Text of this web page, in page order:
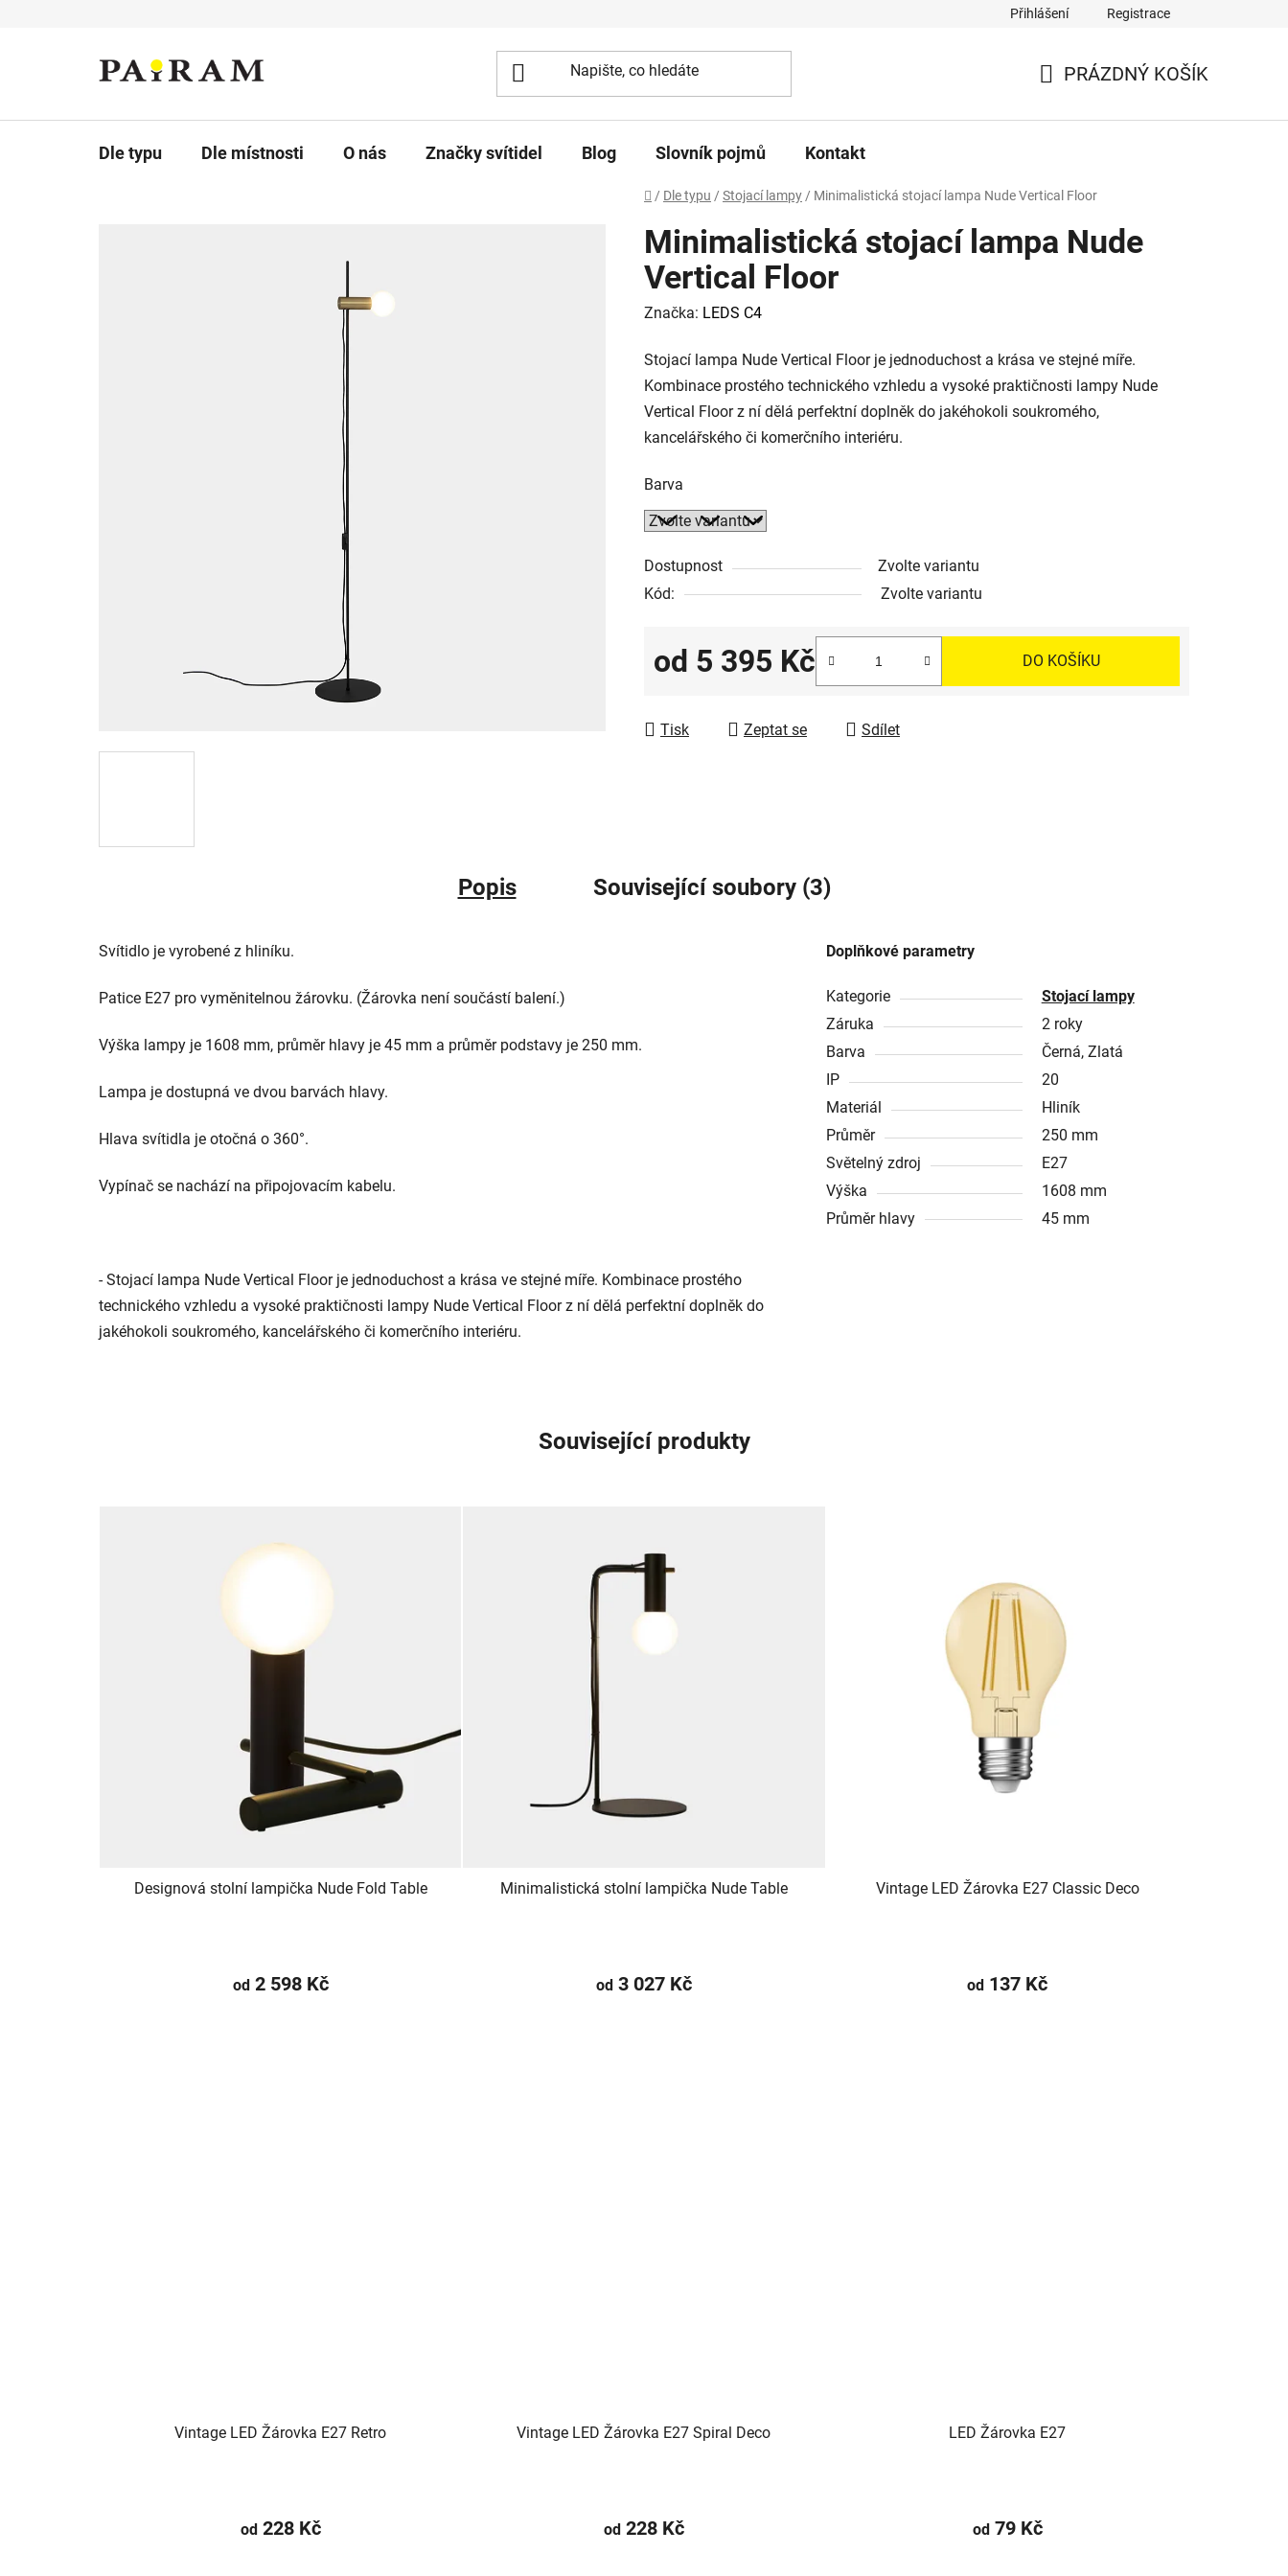
Přihlášení Registrace
PRÁZDNÝ KOŠÍK
Dle typu Dle místnosti O nás Značky svítidel Blog Slovník pojmů Kontakt
Domů
/ Dle typu / Stojací lampy / Minimalistická stojací lampa Nude Vertical Floor
Minimalistická stojací lampa Nude
Vertical Floor
Značka: LEDS C4
Stojací lampa Nude Vertical Floor je jednoduchost a krása ve stejné míře.
Kombinace prostého technického vzhledu a vysoké praktičnosti lampy Nude
Vertical Floor z ní dělá perfektní doplněk do jakéhokoli soukromého,
kancelářského či komerčního interiéru.
Barva
Dostupnost
Zvolte variantu
Kód:
Zvolte variantu
od 5 395 Kč DO KOŠÍKU
Tisk Zeptat se Sdílet
Popis Související soubory (3)
Svítidlo je vyrobené z hliníku.
Patice E27 pro vyměnitelnou žárovku. (Žárovka není součástí balení.)
Výška lampy je 1608 mm, průměr hlavy je 45 mm a průměr podstavy je 250 mm.
Lampa je dostupná ve dvou barvách hlavy.
Hlava svítidla je otočná o 360°.
Vypínač se nachází na připojovacím kabelu.
- Stojací lampa Nude Vertical Floor je jednoduchost a krása ve stejné míře. Kombinace prostého
technického vzhledu a vysoké praktičnosti lampy Nude Vertical Floor z ní dělá perfektní doplněk do
jakéhokoli soukromého, kancelářského či komerčního interiéru.
Doplňkové parametry
Kategorie
Stojací lampy
Záruka
2 roky
Barva
Černá, Zlatá
IP
20
Materiál
Hliník
Průměr
250 mm
Světelný zdroj
E27
Výška
1608 mm
Průměr hlavy
45 mm
Související produkty
Designová stolní lampička Nude Fold Table
od2 598 Kč
Minimalistická stolní lampička Nude Table
od3 027 Kč
Vintage LED Žárovka E27 Classic Deco
od 137 Kč
Vintage LED Žárovka E27 Retro
od228 Kč
Vintage LED Žárovka E27 Spiral Deco
od228 Kč
LED Žárovka E27
od79 Kč